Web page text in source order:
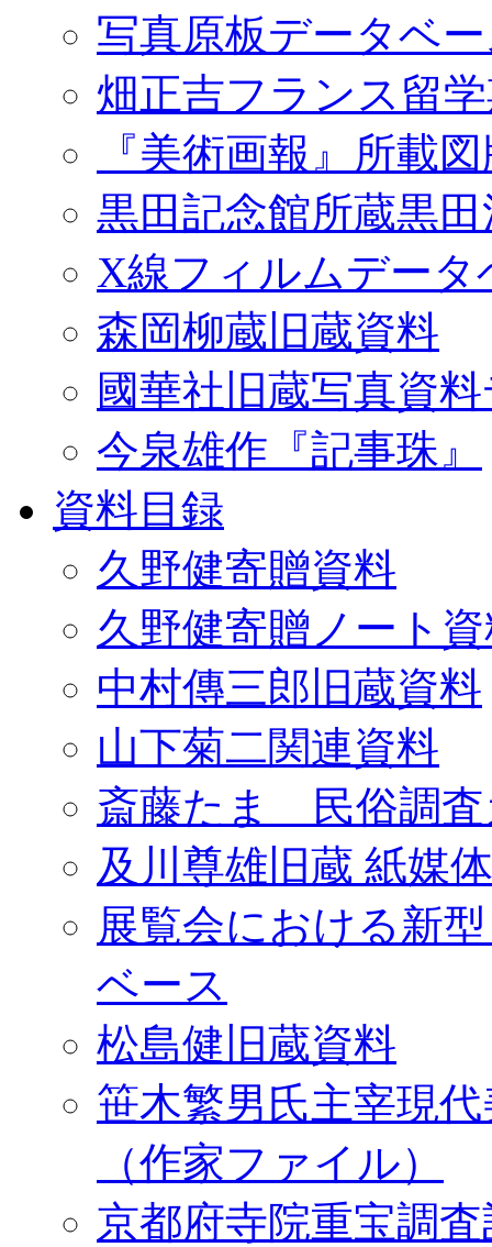
写真原板データベ
畑正吉フランス留
『美術画報』所載
黒田記念館所蔵黒
X線フィルムデータ
森岡柳蔵旧蔵資料
國華社旧蔵写真資
今泉雄作『記事珠』
資料目録
久野健寄贈資料
久野健寄贈ノート
中村傳三郎旧蔵資料
山下菊二関連資料
斎藤たま 民俗調査
及川尊雄旧蔵 紙媒
展覧会における新
ベース
松島健旧蔵資料
笹木繁男氏主宰現
（作家ファイル）
京都府寺院重宝調